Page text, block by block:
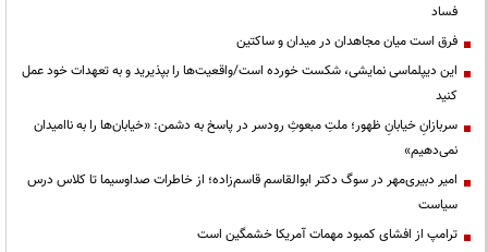
فساد
فرق است میان مجاهدان در میدان و ساکتین
این دیپلماسی نمایشی، شکست خورده است/واقعیت‌ها را بپذیرید و به تعهدات خود عمل
کنید
سربازانِ خیابانِ ظهور؛ ملتِ مبعوثِ رودسر در پاسخ به دشمن: «خیابان‌ها را به ناامیدان
نمی‌دهیم»
امیر دبیری‌مهر در سوگ دکتر ابوالقاسم قاسم‌زاده؛ از خاطرات صداوسیما تا کلاس درس
سیاست
ترامپ از افشای کمبود مهمات آمریکا خشمگین است